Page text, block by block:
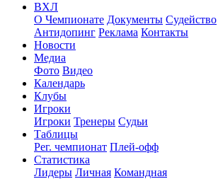
ВХЛ
О Чемпионате Документы Судейство
Антидопинг Реклама Контакты
Новости
Медиа
Фото Видео
Календарь
Клубы
Игроки
Игроки Тренеры Судьи
Таблицы
Рег. чемпионат Плей-офф
Статистика
Лидеры Личная Командная